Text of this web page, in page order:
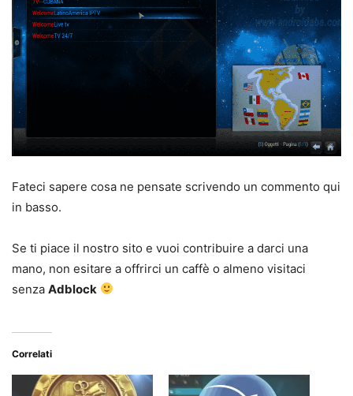
Fateci sapere cosa ne pensate scrivendo un commento qui
in basso.
Se ti piace il nostro sito e vuoi contribuire a darci una
mano, non esitare a offrirci un caffè o almeno visitaci
senza Adblock
Correlati